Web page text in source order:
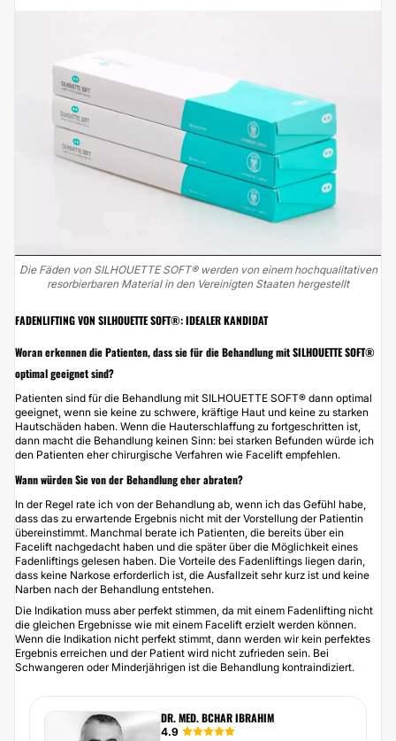
Die Fäden von SILHOUETTE SOFT® werden von einem hochqualitativen
resorbierbaren Material in den Vereinigten Staaten hergestellt
FADENLIFTING VON SILHOUETTE SOFT®: IDEALER KANDIDAT
Woran erkennen die Patienten, dass sie für die Behandlung mit SILHOUETTE SOFT®
optimal geeignet sind?
Patienten sind für die Behandlung mit SILHOUETTE SOFT® dann optimal
geeignet, wenn sie keine zu schwere, kräftige Haut und keine zu starken
Hautschäden haben. Wenn die Hauterschlaffung zu fortgeschritten ist,
dann macht die Behandlung keinen Sinn: bei starken Befunden würde ich
den Patienten eher chirurgische Verfahren wie Facelift empfehlen.
Wann würden Sie von der Behandlung eher abraten?
In der Regel rate ich von der Behandlung ab, wenn ich das Gefühl habe,
dass das zu erwartende Ergebnis nicht mit der Vorstellung der Patientin
übereinstimmt. Manchmal berate ich Patienten, die bereits über ein
Facelift nachgedacht haben und die später über die Möglichkeit eines
Fadenliftings gelesen haben. Die Vorteile des Fadenliftings liegen darin,
dass keine Narkose erforderlich ist, die Ausfallzeit sehr kurz ist und keine
Narben nach der Behandlung entstehen.
Die Indikation muss aber perfekt stimmen, da mit einem Fadenlifting nicht
die gleichen Ergebnisse wie mit einem Facelift erzielt werden können.
Wenn die Indikation nicht perfekt stimmt, dann werden wir kein perfektes
Ergebnis erreichen und der Patient wird nicht zufrieden sein. Bei
Schwangeren oder Minderjährigen ist die Behandlung kontraindiziert.
DR. MED. BCHAR IBRAHIM
4.9